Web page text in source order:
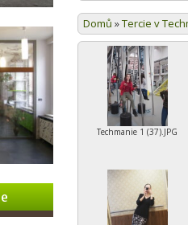
Domů »Tercie v
Techmanie 1 (37).JPG